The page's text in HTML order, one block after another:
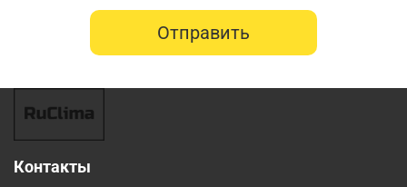
Отправить
Контакты